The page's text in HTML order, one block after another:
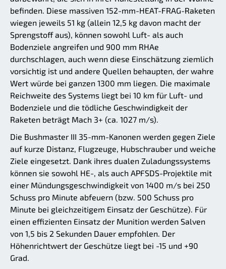
befinden. Diese massiven 152-mm-HEAT-FRAG-Raketen
wiegen jeweils 51 kg (allein 12,5 kg davon macht der
Sprengstoff aus), können sowohl Luft- als auch
Bodenziele angreifen und 900 mm RHAe
durchschlagen, auch wenn diese Einschätzung ziemlich
vorsichtig ist und andere Quellen behaupten, der wahre
Wert würde bei ganzen 1300 mm liegen. Die maximale
Reichweite des Systems liegt bei 10 km für Luft- und
Bodenziele und die tödliche Geschwindigkeit der
Raketen beträgt Mach 3+ (ca. 1027 m/s).
Die Bushmaster III 35-mm-Kanonen werden gegen Ziele
auf kurze Distanz, Flugzeuge, Hubschrauber und weiche
Ziele eingesetzt. Dank ihres dualen Zuladungssystems
können sie sowohl HE-, als auch APFSDS-Projektile mit
einer Mündungsgeschwindigkeit von 1400 m/s bei 250
Schuss pro Minute abfeuern (bzw. 500 Schuss pro
Minute bei gleichzeitigem Einsatz der Geschütze). Für
einen effizienten Einsatz der Munition werden Salven
von 1,5 bis 2 Sekunden Dauer empfohlen. Der
Höhenrichtwert der Geschütze liegt bei -15 und +90
Grad.